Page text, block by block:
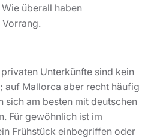
Wie überall haben
Unterkünfte sind kein
auf Mallorca aber recht häufig
sich am besten mit deutschen
Für gewöhnlich ist im
Frühstück einbegriffen oder